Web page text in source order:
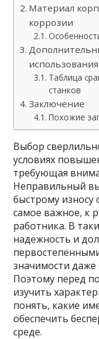
Материал
коррозии
использования
Таблица
станков
Заключение
Похожие
Выбор
условиях
требующая
Неправильный
быстрому
самое важное, к
работника. В
надежность и
значимости даже
Поэтому перед
изучить
понять, какие
обеспечить
среде.